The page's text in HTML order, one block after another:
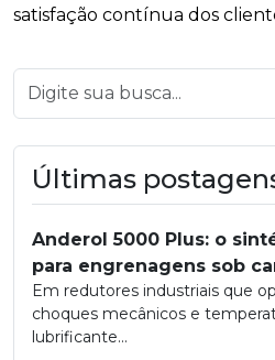
satisfação contínua dos
Últimas
Anderol 5000 Plus: o
para engrenagens sob
Em redutores industriais que
choques mecânicos e
lubrificante...